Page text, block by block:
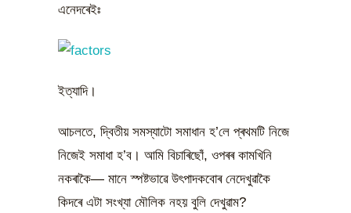
এনেদৰেইঃ
ইত্যাদি।
আচলতে, দ্বিতীয় সমস্যাটো সমাধান হ’লে প্ৰথমটি নিজে
নিজেই সমাধা হ’ব। আমি বিচাৰিছোঁ, ওপৰৰ কামখিনি
নকৰাকৈ— মানে স্পষ্টভাৱে উৎপাদকবোৰ নেদেখুৱাকৈ
কিদৰে এটা সংখ্যা মৌলিক নহয় বুলি দেখুৱাম?